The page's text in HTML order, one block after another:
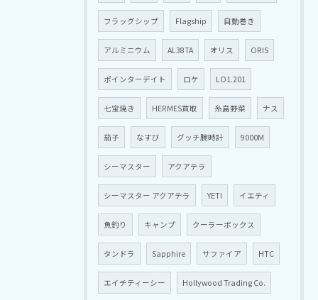
フラッグシップ Flagship 自動巻き
アルミニウム AL38TA オリス ORIS
ポインターデイト ロケ LO1.201
七宝焼き HERMES買取 糸島野菜 ナス
茄子 なすび グッチ腕時計 9000M
シーマスター アクアテラ
シーマスター アクアテラ YETI イエティ
魚釣り キャンプ クーラーボックス
タンドラ Sapphire サファイア HTC
エイチティーシー Hollywood Trading Co.